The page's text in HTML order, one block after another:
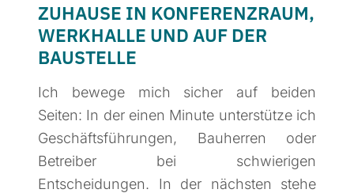
ZUHAUSE IN KONFERENZRAUM,
WERKHALLE UND AUF DER
BAUSTELLE
Ich bewege mich sicher auf beiden
Seiten: In der einen Minute unterstütze ich
Geschäftsführungen, Bauherren oder
Betreiber bei schwierigen
Entscheidungen. In der nächsten stehe